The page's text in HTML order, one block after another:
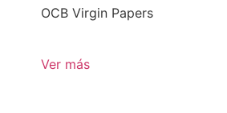
OCB Virgin Papers
Ver más